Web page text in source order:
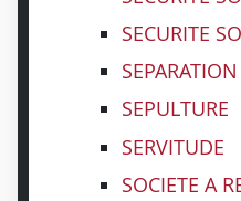
SECURITE
SEPULTURE
SERVITUDE
SOCIETE A